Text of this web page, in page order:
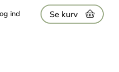
ind Se kurv